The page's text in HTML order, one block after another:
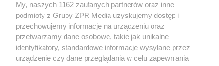
Żaden utwór zamieszczony w serwisie nie może być powielany i
rozpowszechniany lub dalej rozpowszechniany w jakikolwiek sposób (w
tym także elektroniczny lub mechaniczny) na jakimkolwiek polu
eksploatacji w jakiejkolwiek formie, włącznie z umieszczaniem w
Internecie bez pisemnej zgody właściciela praw. Jakiekolwiek użycie lub
wykorzystanie utworów w całości lub w części z naruszeniem prawa,
tzn. bez właściwej zgody, jest zabronione pod groźbą kary i może być
ścigane prawnie.
My, naszych 1162 zaufanych partnerów oraz inne
podmioty z Grupy ZPR Media uzyskujemy dostęp i
przechowujemy informacje na urządzeniu oraz
przetwarzamy dane osobowe, takie jak unikalne
identyfikatory, standardowe informacje wysyłane przez
urządzenie czy dane przeglądania w celu zapewniania